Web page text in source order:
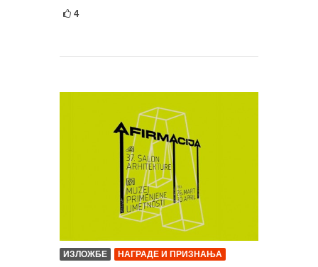
4
ИЗЛОЖБЕ НАГРАДЕ И ПРИЗНАЊА